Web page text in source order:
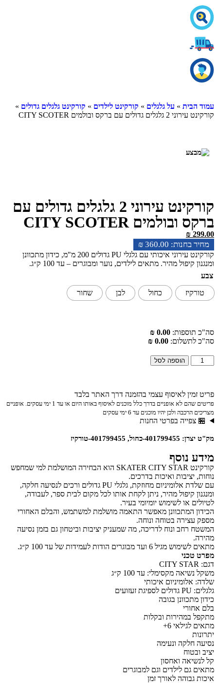
עמוד הבית » על גלגלים » קורקינט לילדים » קורקינט גלגלים גדולים »
קורקינט עירוני 2 גלגלים גדולים עם ברקס ובולמים CITY SCOTER
קורקינט עירוני 2 גלגלים גדולים עם
ברקס ובולמים CITY SCOTER
₪ 360.00
₪ 299.00
קורקינט עירוני איכותי עם גלגלי PU גדולים 200 מ"מ, כידון מתכוונן
ומנגנון קיפול מהיר. מתאים לילדים, נוער ומבוגרים – עד 100 ק״ג.
צבע
טורקיז כחול לבן שחור
סה"כ תוספות: 0.00 ₪
סה"כ לתשלום: 0.00 ₪
הוספה לסל
פריט זמין לאיסוף עצמי בהזמנה דרך האתר בלבד
פריטים שהם לא אופניים בדרך כלל מוכנים לאיסוף באותו היום או עד 1 ימי עסקים. אופניים
מצריכים הרכבה ולכן יהיו מוכנים עד 6 ימי עסקים
🏪 צפייה בפרטי החנות
מק"ט יצרן: 401799455-כחול, 401799455-טורקיז
מידע נוסף
קורקינט SKATER CITY STAR הוא הבחירה המושלמת למי שמחפש
נוחות, יציבות ואיכות בדרכים.
עם שלדת אלומיניום מחוזקת, גלגלי PU גדולים ורכים לנסיעה חלקה,
ומנגנון קיפול מהיר, ניתן לקחת אותו לכל מקום לבית ספר, לעבודה,
לטיולים או לשימוש יומיומי בעיר.
הכידון המתכוונן מאפשר התאמה מושלמת למשתמש, והבלם האחורי
מספק עצירה בטוחה ונוחה.
המשטח רחב ונוח לדריכה, מה שמעניק יציבות וביטחון גם בזמן נסיעה
מהירה.
מתאים לשימוש מגיל 6 ועד מבוגרים הודות לעמידות של עד 100 ק״ג.
מפרט טכני
דגם: CITY STAR
משקל נשיאה מקסימלי: עד 100 ק״ג
שלדה: אלומיניום איכותי
גלגלים: PU גדולים לספיגת זעזועים
כידון מתכוונן בגובה
בלם אחורי
מתקפל במהירות ובקלות
מתאים לגילאי 6+
יתרונות
נסיעה חלקה ונעימה
יציב ובטוח
קל לנשיאה ואחסון
מתאים גם לילדים וגם למבוגרים
איכות גבוהה לאורך זמן